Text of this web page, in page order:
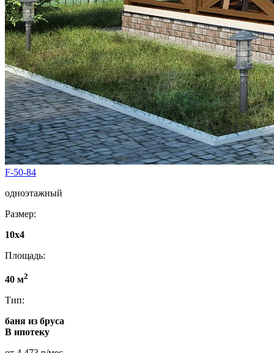
F-50-84
одноэтажный
Размер:
10x4
Площадь:
40 м2
Тип:
баня из бруса
В ипотеку